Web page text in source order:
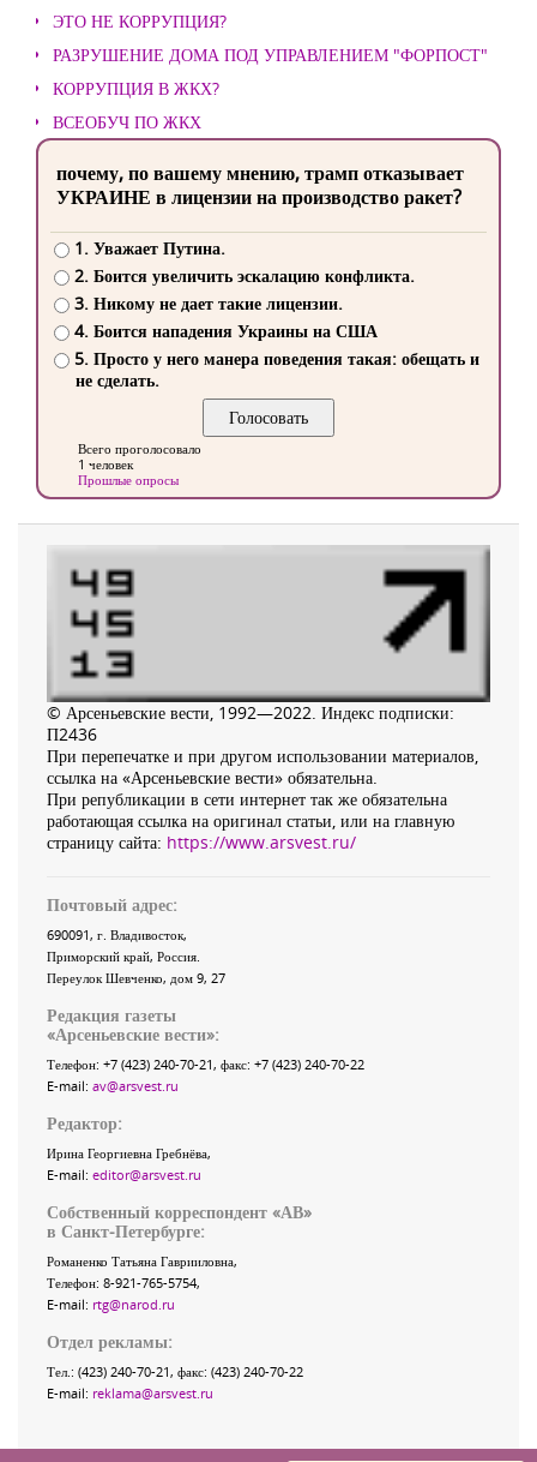
ЭТО НЕ КОРРУПЦИЯ?
РАЗРУШЕНИЕ ДОМА ПОД УПРАВЛЕНИЕМ "ФОРПОСТ"
КОРРУПЦИЯ В ЖКХ?
ВСЕОБУЧ ПО ЖКХ
почему, по вашему мнению, трамп отказывает
УКРАИНЕ в лицензии на производство ракет?
1. Уважает Путина.
2. Боится увеличить эскалацию конфликта.
3. Никому не дает такие лицензии.
4. Боится нападения Украины на США
5. Просто у него манера поведения такая: обещать и
не сделать.
Всего проголосовало
1 человек
Прошлые опросы
© Арсеньевские вести, 1992—2022. Индекс подписки:
П2436
При перепечатке и при другом использовании материалов,
ссылка на «Арсеньевские вести» обязательна.
При републикации в сети интернет так же обязательна
работающая ссылка на оригинал статьи, или на главную
страницу сайта: https://www.arsvest.ru/
Почтовый адрес:
690091, г. Владивосток,
Приморский край, Россия
Переулок Шевченко, дом 9, 27
Редакция газеты
«Арсеньевские вести»:
Телефон: +7 (423) 240-70-21, факс: +7 (423) 240-70-22
E-mail: av@arsvest.ru
Редактор:
Ирина Георгиевна Гребнёва,
E-mail: editor@arsvest.ru
Собственный корреспондент «АВ»
в Санкт-Петербурге:
Романенко Татьяна Гаврииловна,
Телефон: 8-921-765-5754,
E-mail: rtg@narod.ru
Отдел рекламы:
Тел.: (423) 240-70-21, факс: (423) 240-70-22
E-mail: reklama@arsvest.ru